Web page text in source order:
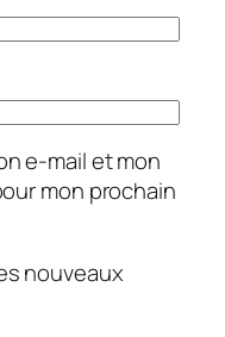
e-mail et mon
mon prochain
nouveaux